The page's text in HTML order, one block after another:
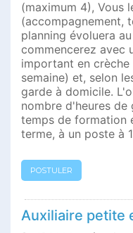
(maximum 4), Vous
(accompagnement,
planning évoluera
commencerez avec
important en
semaine) et, selon
garde à domicile.
nombre d'heures de
temps de formation
terme, à un poste à
POSTULER
Auxiliaire petite